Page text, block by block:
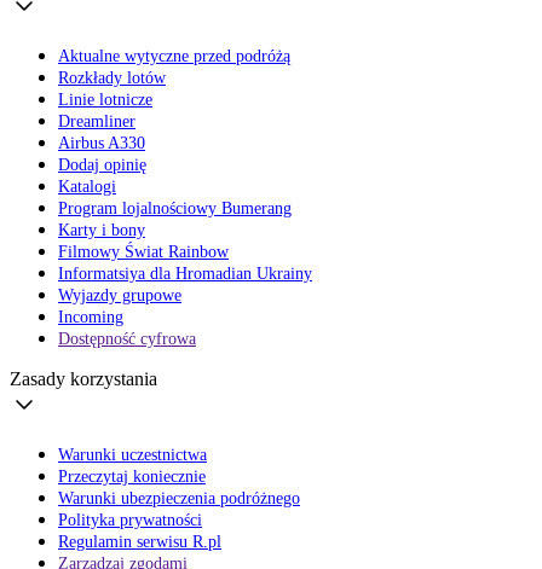
Aktualne wytyczne przed podróżą
Rozkłady lotów
Linie lotnicze
Dreamliner
Airbus A330
Dodaj opinię
Katalogi
Program lojalnościowy Bumerang
Karty i bony
Filmowy Świat Rainbow
Informatsiya dla Hromadian Ukrainy
Wyjazdy grupowe
Incoming
Dostępność cyfrowa
Zasady korzystania
Warunki uczestnictwa
Przeczytaj koniecznie
Warunki ubezpieczenia podróżnego
Polityka prywatności
Regulamin serwisu R.pl
Zarządzaj zgodami